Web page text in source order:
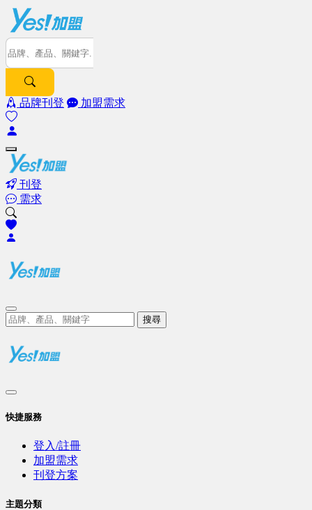
品牌刊登 加盟需求
刊登
需求
搜尋
快捷服務
登入/註冊
加盟需求
刊登方案
主題分類